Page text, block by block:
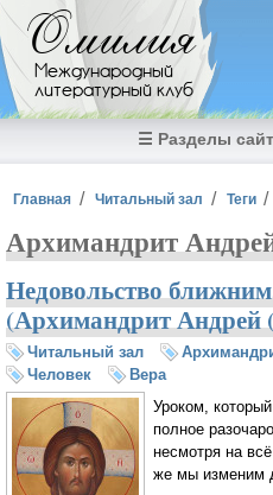
Перейти к основному содержанию
Омилия
Международный
литературный клуб
☰ Разделы
Вы здесь
Главная Читальный зал Теги
Архимандрит
Недовольство
(Архимандрит Андрей
Читальный зал
Человек
Вера
Уроком,
полное
несмотря на
же мы изменим